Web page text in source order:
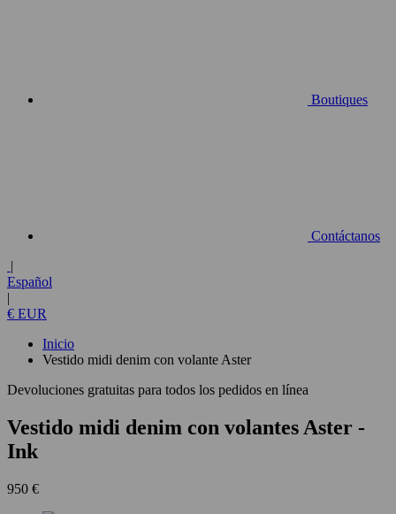
Boutiques
Contáctanos
|
Español
|
€ EUR
Inicio
Vestido midi denim con volante Aster
Devoluciones gratuitas para todos los pedidos en línea
Vestido midi denim con volantes Aster -
Ink
950 €